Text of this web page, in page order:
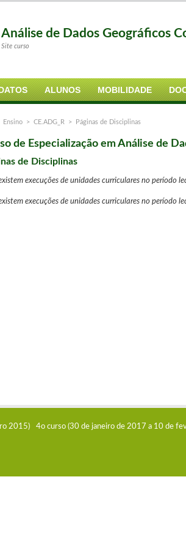
Análise de Dados Geográficos
Site curso
ALUNOS MOBILIDADE
Ensino > CE.ADG_R > Páginas de Disciplinas
de Especialização em Análise de
de Disciplinas
execuções de unidades curriculares no período
execuções de unidades curriculares no período
2015)
4o curso (30 de janeiro de 2017 a 10 de